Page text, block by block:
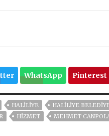
WhatsApp Pinterest
HALILIYE
HALİLİYE
HİZMET MEHMET